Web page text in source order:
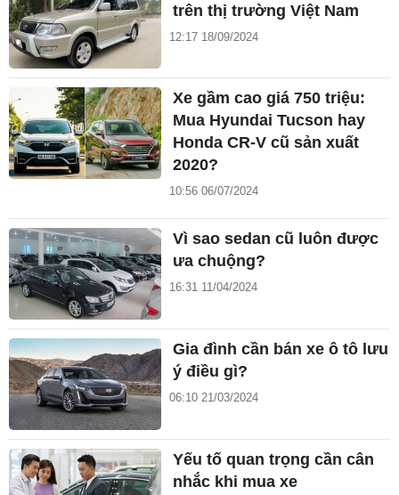
trên thị trường Việt Nam
12:17 18/09/2024
Xe gầm cao giá 750 triệu:
Mua Hyundai Tucson hay
Honda CR-V cũ sản xuất
2020?
10:56 06/07/2024
Vì sao sedan cũ luôn được
ưa chuộng?
16:31 11/04/2024
Gia đình cần bán xe ô tô lưu
ý điều gì?
06:10 21/03/2024
Yếu tố quan trọng cần cân
nhắc khi mua xe